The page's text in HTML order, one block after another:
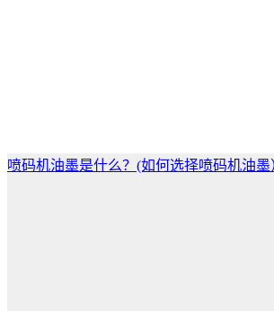
喷码机油墨是什么？(如何选择喷码机油墨